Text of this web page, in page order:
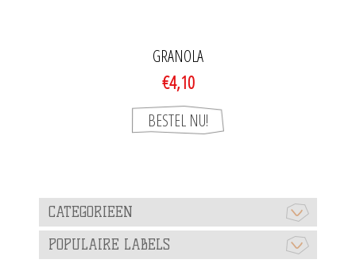
GRANOLA
€4,10
CATEGORIEEN
POPULAIRE LABELS